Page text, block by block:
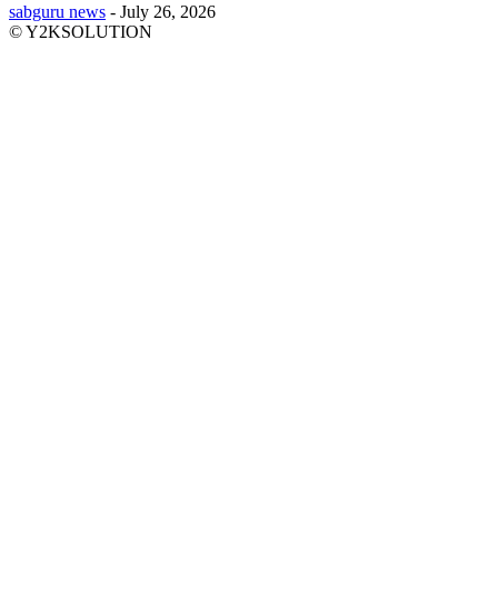
sabguru news - July 26, 2026
© Y2KSOLUTION